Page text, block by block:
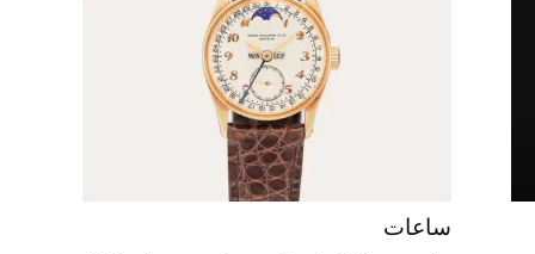
أغلى 10 عطور في العالم للرجال تمنحك فخامة
استثنائية
Comeback" في جدة (فيديو)
2026-07-25
"بوجاتي ميسترال" الاستثنائية للبيع في
مزاد مونتيري
2026-07-23
ساعات